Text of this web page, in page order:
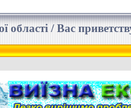
області / Вас